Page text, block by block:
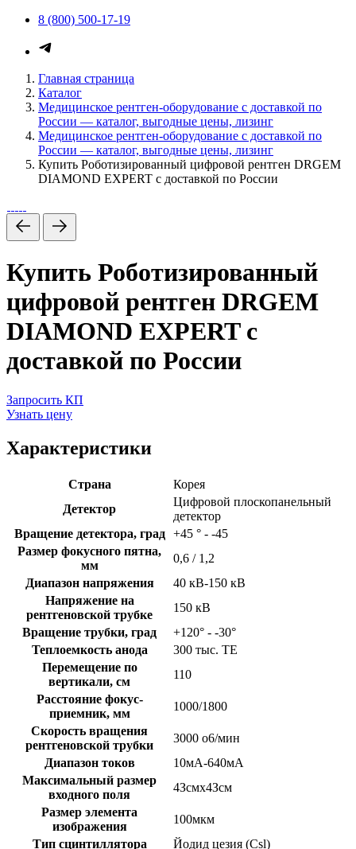
8 (800) 500-17-19
Каталог медицинского
Главная страница
Каталог
Медицинское рентген-оборудование с доставкой по
России — каталог, выгодные цены, лизинг
Медицинское рентген-оборудование с доставкой по
России — каталог, выгодные цены, лизинг
Купить Роботизированный цифровой рентген DRGEM
DIAMOND EXPERT с доставкой по России
Купить Роботизированный
цифровой рентген DRGEM
DIAMOND EXPERT с
доставкой по России
Запросить КП
Узнать цену
Характеристики
Страна
Корея
Детектор
Цифровой плоскопанельный
детектор
Вращение детектора, град
+45 ° - -45
Размер фокусного пятна,
мм
0,6 / 1,2
Диапазон напряжения
40 кВ-150 кВ
Напряжение на
рентгеновской трубке
150 кВ
Вращение трубки, град
+120° - -30°
Теплоемкость анода
300 тыс. ТЕ
Перемещение по
вертикали, см
110
Расстояние фокус-
приемник, мм
1000/1800
Скорость вращения
рентгеновской трубки
3000 о6/мин
Диапазон токов
10мА-640мА
Максимальный размер
входного поля
4Зсмх4Зсм
Размер элемента
изображения
100мкм
Тип сцинтиллятора
Йодид цезия (Csl)